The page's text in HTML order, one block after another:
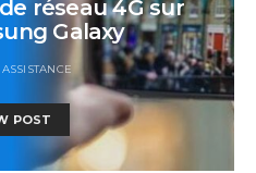
réseau 4G sur
Galaxy
POST